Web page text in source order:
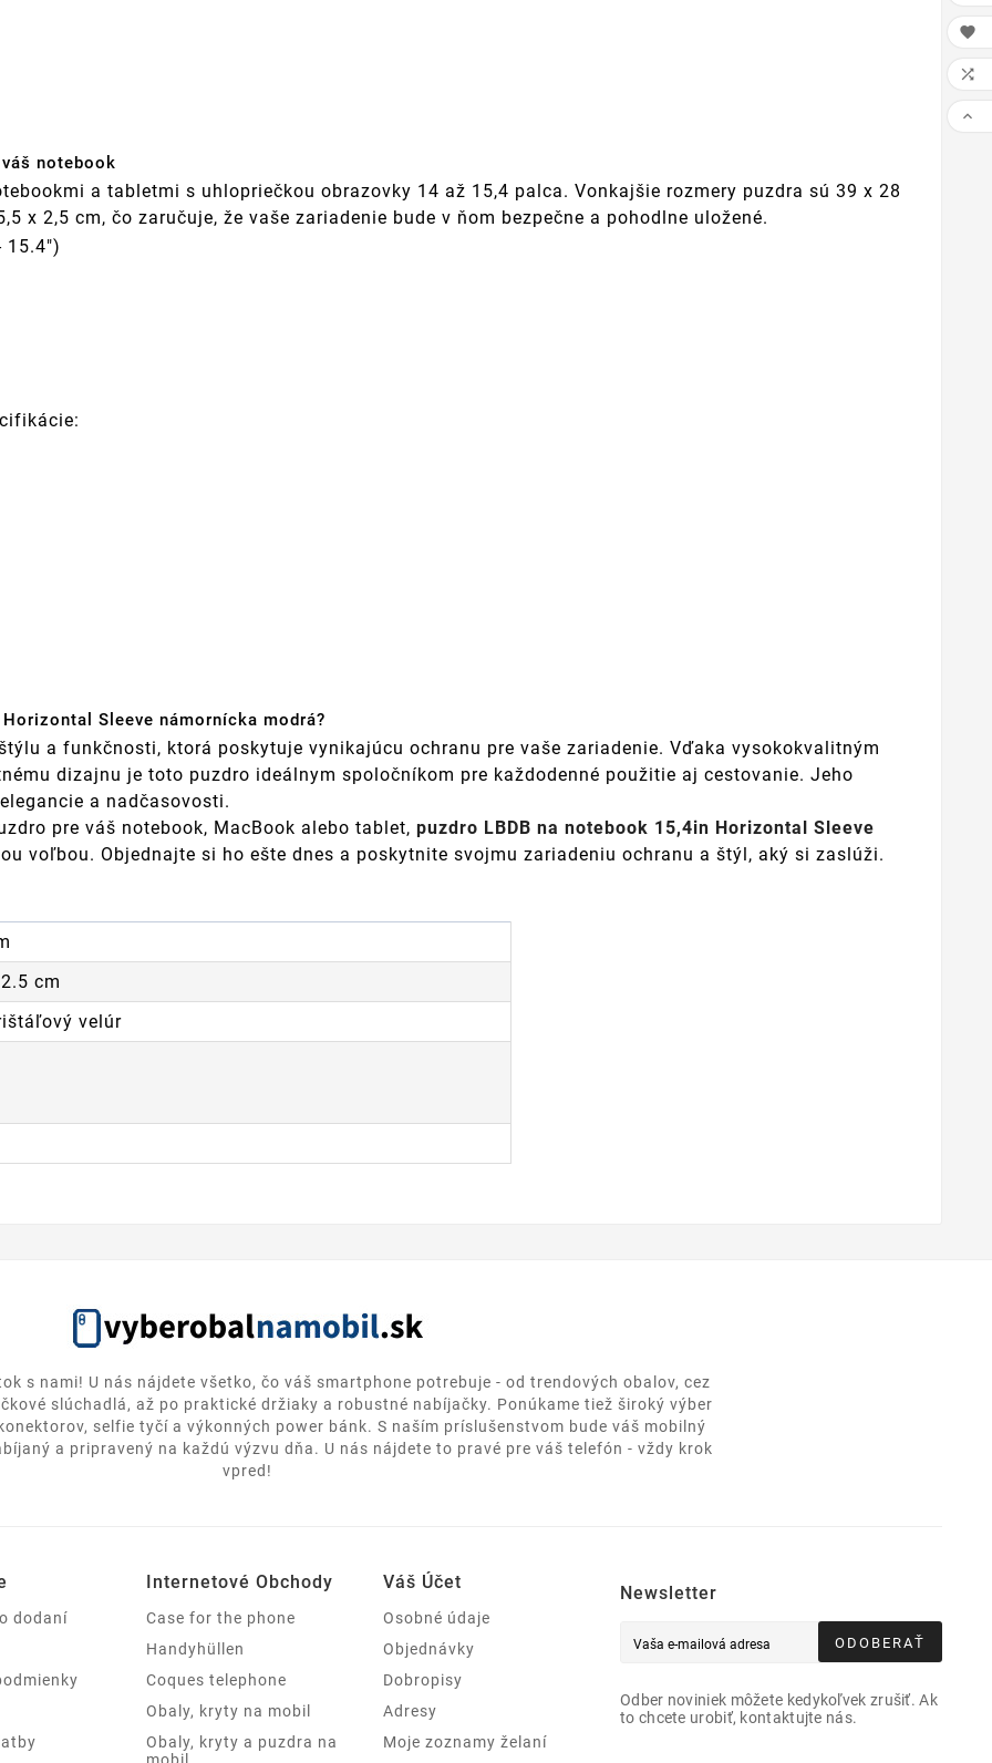
notebook
a tabletmi s uhlopriečkou obrazovky 14 až 15,4 palca. Vonkajšie rozmery puzdra sú 39 x 28
x 2,5 cm, čo zaručuje, že vaše zariadenie bude v ňom bezpečne a pohodlne uložené.
15.4")
Sleeve námornícka modrá?
a funkčnosti, ktorá poskytuje vynikajúcu ochranu pre vaše zariadenie. Vďaka vysokokvalitným
dizajnu je toto puzdro ideálnym spoločníkom pre každodenné použitie aj cestovanie. Jeho
a nadčasovosti.
pre váš notebook, MacBook alebo tablet, puzdro LBDB na notebook 15,4in Horizontal Sleeve
voľbou. Objednajte si ho ešte dnes a poskytnite svojmu zariadeniu ochranu a štýl, aký si zaslúži.
cm
velúr
s nami! U nás nájdete všetko, čo váš smartphone potrebuje - od trendových obalov, cez
slúchadlá, až po praktické držiaky a robustné nabíjačky. Ponúkame tiež široký výber
selfie tyčí a výkonných power bánk. S naším príslušenstvom bude váš mobilný
a pripravený na každú výzvu dňa. U nás nájdete to pravé pre váš telefón - vždy krok
vpred!
dodaní
Internetové Obchody
Case for the phone
Handyhüllen
Coques telephone
Obaly, kryty na mobil
Obaly, kryty a puzdra na
Váš Účet
Osobné údaje
Objednávky
Dobropisy
Adresy
Moje zoznamy želaní
Newsletter
ODOBERAŤ
Odber noviniek môžete kedykoľvek zrušiť. Ak
to chcete urobiť, kontaktujte nás.


